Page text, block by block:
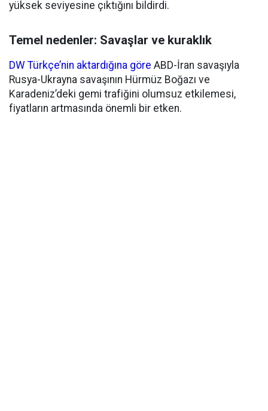
yüksek seviyesine çıktığını bildirdi.
Temel nedenler: Savaşlar ve kuraklık
DW Türkçe’nin aktardığına göre ABD-İran savaşıyla
Rusya-Ukrayna savaşının Hürmüz Boğazı ve
Karadeniz’deki gemi trafiğini olumsuz etkilemesi,
fiyatların artmasında önemli bir etken.